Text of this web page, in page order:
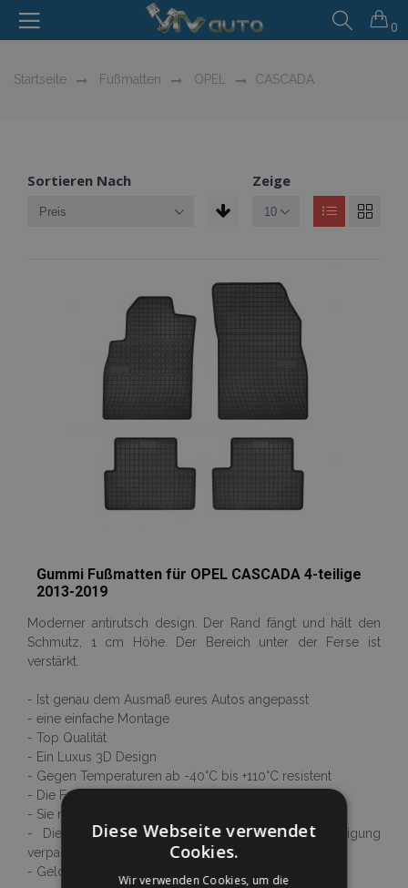
0
Startseite Fußmatten OPEL CASCADA
Sortieren Nach Zeige
Gummi Fußmatten für OPEL CASCADA 4-teilige
2013-2019
Moderner antirutsch design. Der Rand fängt und hält den
Schmutz, 1 cm Höhe. Der Bereich unter der Ferse ist
verstärkt.
- Ist genau dem Ausmaß eures Autos angepasst
- eine einfache Montage
- Top Qualität
- Ein Luxus 3D Design
- Gegen Temperaturen ab -40°C bis +110°C resistent
- Die Fußmatten riechen nicht nach Gummi
- Sie rutschen nicht auf dem Boden
- Die Ware ist neu und sicher gegen Beschädigung
verpackt
- Geld-zurück-Garantie
Diese Webseite verwendet
Cookies.
Wir verwenden Cookies, um die